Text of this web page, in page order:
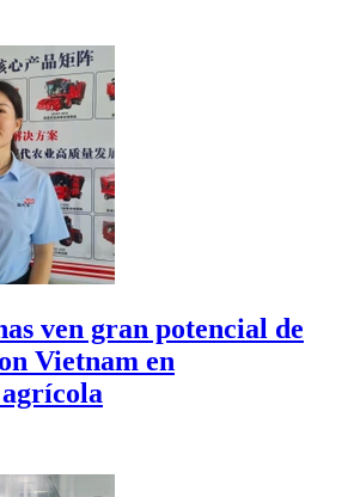
ven gran potencial de
Vietnam en